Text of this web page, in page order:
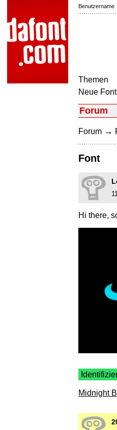
Benutzername
Themen
Neue
Forum
Forum →
Font
Hi there,
Midnight